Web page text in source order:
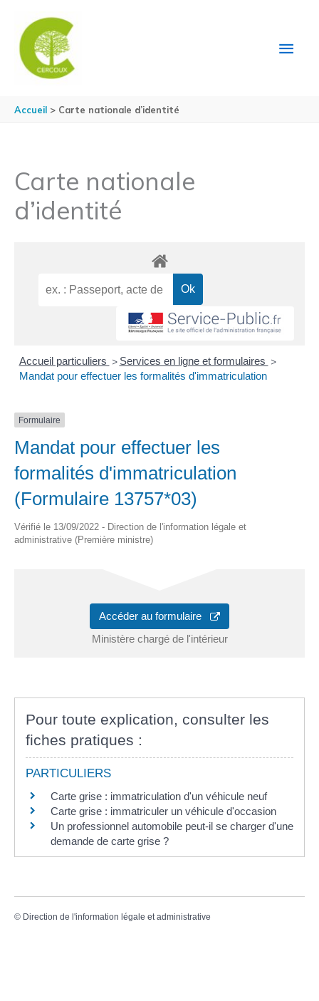
Accueil Carte nationale d’identité
Carte nationale
d’identité
Accueil particuliers > Services en ligne et formulaires >
Mandat pour effectuer les formalités d'immatriculation
Formulaire
Mandat pour effectuer les
formalités d'immatriculation
(Formulaire 13757*03)
Vérifié le 13/09/2022 - Direction de l'information légale et
administrative (Première ministre)
Accéder au formulaire
Ministère chargé de l'intérieur
Pour toute explication, consulter les
fiches pratiques :
PARTICULIERS
Carte grise : immatriculation d'un véhicule neuf
Carte grise : immatriculer un véhicule d'occasion
Un professionnel automobile peut-il se charger d'une
demande de carte grise ?
© Direction de l'information légale et administrative